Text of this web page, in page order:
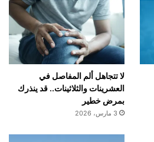
لا تتجاهل ألم المفاصل في
العشرينات والثلاثينات.. قد ينذرك
بمرض خطير
3 مارس، 2026